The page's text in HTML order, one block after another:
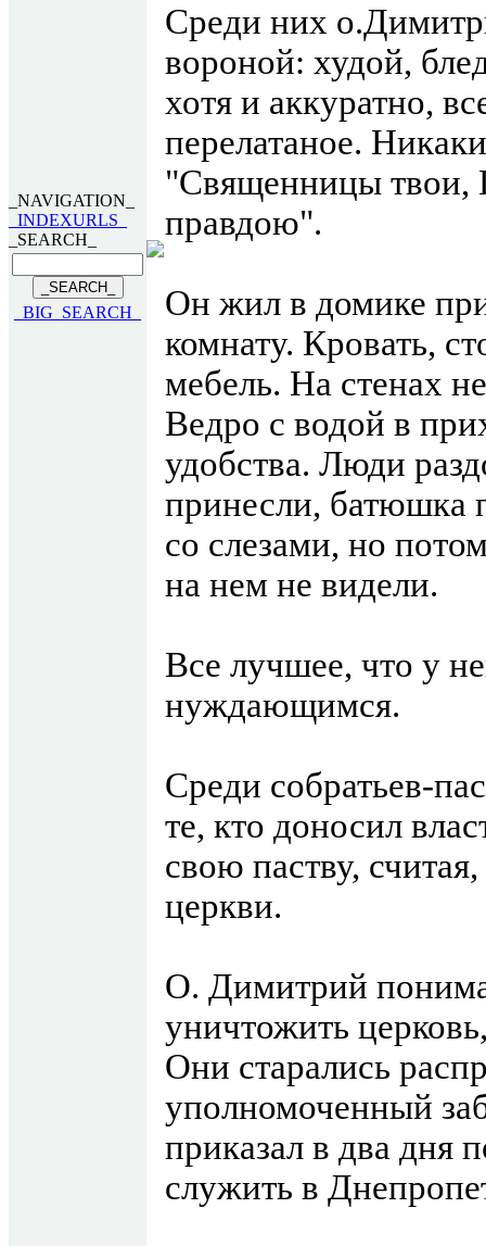
_NAVIGATION_
_INDEXURLS_
_SEARCH_
_BIG_SEARCH_
Среди них
вороной: худой,
хотя и аккуратно,
перелатаное.
"Священницы твои,
правдою".
Он жил в домике
комнату. Кровать,
мебель. На стенах
Ведро с водой в
удобства. Люди
принесли, батюшка
со слезами, но
на нем не видели.
Все лучшее, что у
нуждающимся.
Среди собратьев-
те, кто доносил
свою паству,
церкви.
О. Димитрий
уничтожить
Они старались
уполномоченный
приказал в два дня
служить в